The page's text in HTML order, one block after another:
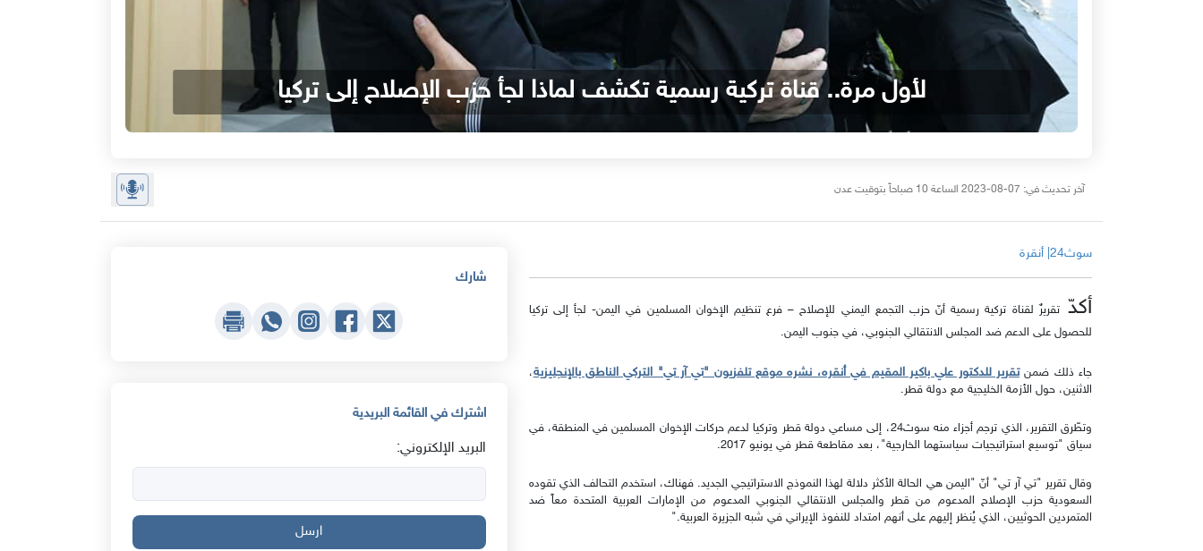
لأول مرة.. قناة تركية رسمية تكشف لماذا لجأ حزب الإصلاح إلى تركيا
آخر تحديث في: 07-08-2023 الساعة 10 صباحاً بتوقيت عدن
سوث24| أنقرة
أكدّتقريرٌ لقناة تركية رسمية أنّ حزب التجمع اليمني للإصلاح – فرع تنظيم الإخوان المسلمين في اليمن- لجأ إلى تركيا
للحصول على الدعم ضد المجلس الانتقالي الجنوبي، في جنوب اليمن.
جاء ذلك ضمنتقرير للدكتور علي باكير المقيم في أنقره، نشره موقع تلفزيون "تي آر تي" التركي الناطق بالإنجليزية،
الاثنين، حول الأزمة الخليجية مع دولة قطر.
وتطّرق التقرير، الذي ترجم أجزاء منه سوث24، إلى مساعي دولة قطر وتركيا لدعم حركات الإخوان المسلمين في المنطقة، في
سياق "توسيع استراتيجيات سياستهما الخارجية"، بعد مقاطعة قطر في يونيو 2017.
وقال تقرير "تي آر تي" أنّ "اليمن هي الحالة الأكثر دلالة لهذا النموذج الاستراتيجي الجديد. فهناك، استخدم التحالف الذي تقوده
السعودية حزب الإصلاح المدعوم من قطر والمجلس الانتقالي الجنوبي المدعوم من الإمارات العربية المتحدة معاً ضد
المتمردين الحوثيين، الذي يُنظر إليهم على أنهم امتداد للنفوذ الإيراني في شبه الجزيرة العربية."
شارك
اشترك في القائمة البريدية
البريد الإلكتروني:
ارسل